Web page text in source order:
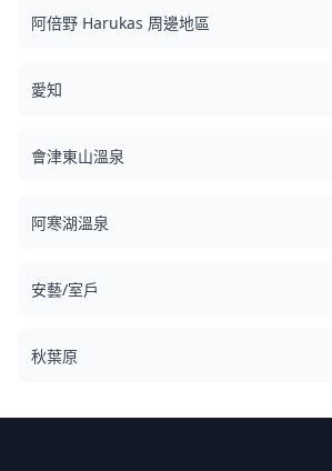
阿倍野 Harukas 周邊地區
愛知
會津東山溫泉
阿寒湖溫泉
安藝/室戶
秋葉原